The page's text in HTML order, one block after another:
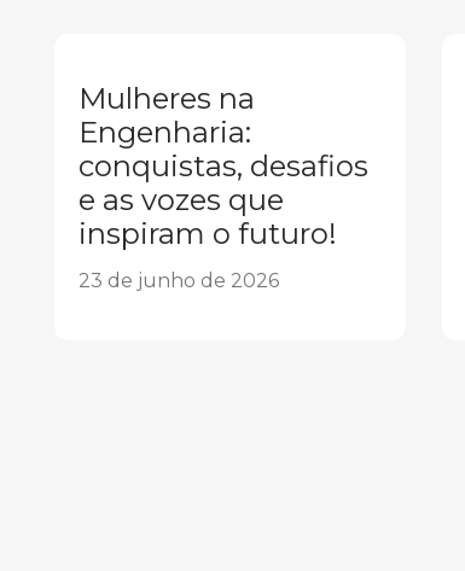
Mulheres na
Engenharia:
conquistas, desafios
e as vozes que
inspiram o futuro!
23 de junho de 2026